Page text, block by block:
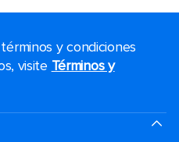
y condiciones
visite Términos y